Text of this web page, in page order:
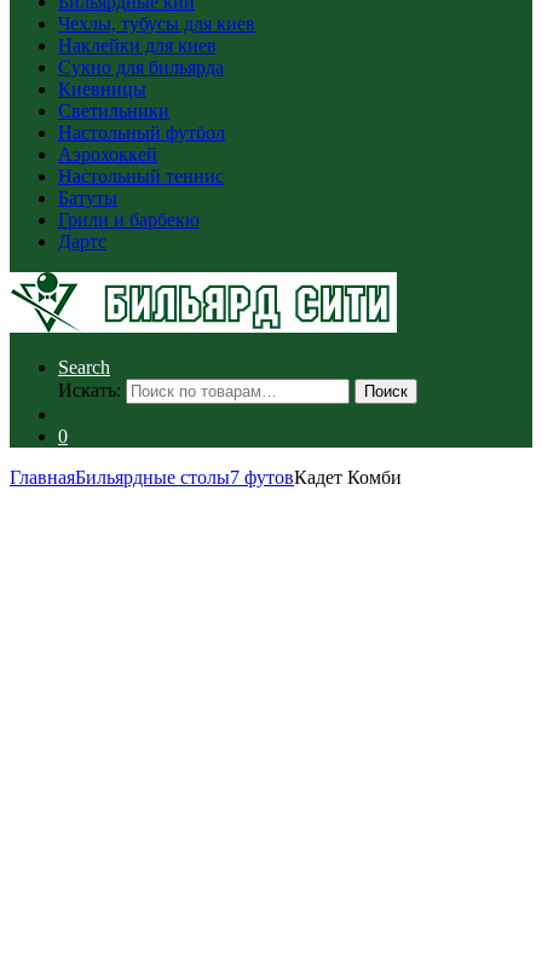
Чехлы, тубусы для киев
Наклейки для киев
Сукно для бильярда
Киевницы
Светильники
Настольный футбол
Аэрохоккей
Настольный теннис
Батуты
Грили и барбекю
Дартс
Search
Искать:
Поиск
0
ГлавнаяБильярдные столы7 футовКадет Комби